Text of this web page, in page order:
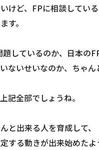
けど、FPに相談してい
す。
題しているのか、日本の
ないせいなのか、ちゃ
記全部でしょうね。
と出来る人を育成して、
する動きが出来始めたよ